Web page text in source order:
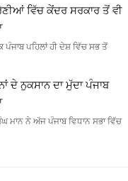
ਵਿੱਚ ਕੇਂਦਰ ਸਰਕਾਰ ਤੋਂ ਵੀ
ਪਹਿਲਾਂ ਹੀ ਦੇਸ਼ ਵਿੱਚ ਸਭ ਤੋਂ
ਦੇ ਨੁਕਸਾਨ ਦਾ ਮੁੱਦਾ ਪੰਜਾਬ
ਮਾਨ ਨੇ ਅੱਜ ਪੰਜਾਬ ਵਿਧਾਨ ਸਭਾ ਵਿੱਚ